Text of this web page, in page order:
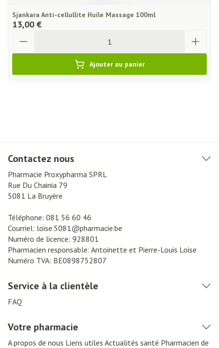
Sjankara Anti-cellullite Huile Massage 100ml
13,00 €
Ajouter au panier
Contactez nous
Pharmacie Proxypharma SPRL
Rue Du Chainia 79
5081 La Bruyère
Téléphone: 081 56 60 46
Courriel: loise.5081@pharmacie.be
Numéro de licence: 928801
Pharmacien responsable: Antoinette et Pierre-Louis Loise
Numéro TVA: BE0898752807
Service à la clientèle
FAQ
Votre pharmacie
A propos de nous Liens utiles Actualités santé Pharmacien de